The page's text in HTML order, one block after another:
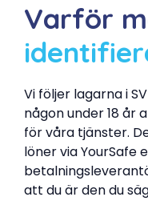
Varför
Vi följer lagarna i
någon under 18 år
för våra tjänster.
löner via YourSafe
att du är den du